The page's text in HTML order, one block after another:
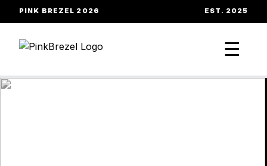
PINK BREZEL 2026 EST. 2025
☰